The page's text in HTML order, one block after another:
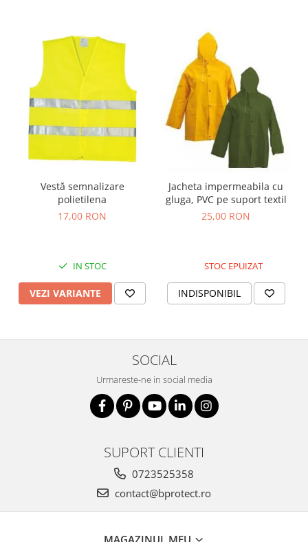
Vestă semnalizare
polietilena
17,00 RON
IN STOC
VEZI VARIANTE
Jacheta impermeabila cu
gluga, PVC pe suport textil
25,00 RON
STOC EPUIZAT
INDISPONIBIL
SOCIAL
Urmareste-ne in social media
SUPORT CLIENTI
0723525358
contact@bprotect.ro
MAGAZINUL MEU